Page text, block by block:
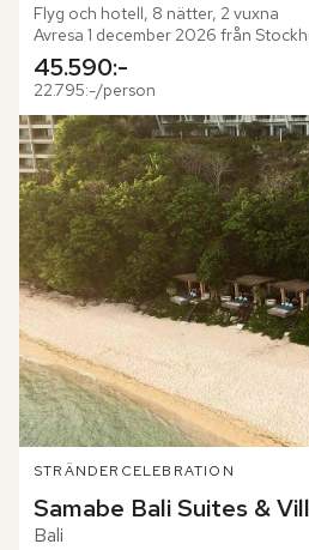
Flyg och hotell, 8 nätter, 2 vuxna
Avresa 1 december 2026 från
45.590:-
22.795:-/person
STRÄNDER CELEBRATION
Samabe Bali Suites &
Bali